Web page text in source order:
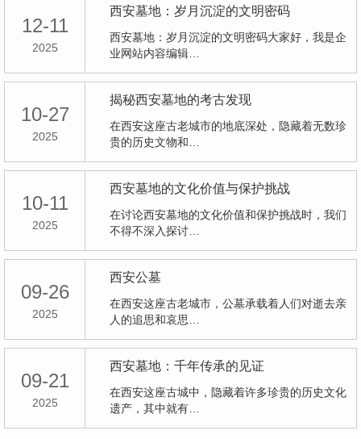
12-11
2025
西安墓地：岁月沉淀的文明密码
西安墓地：岁月沉淀的文明密码大家好，我是企
业网站内容编辑…
10-27
2025
揭秘西安墓地的考古发现
在西安这座古老城市的地底深处，隐藏着无数珍
贵的历史文物和…
10-11
2025
西安墓地的文化价值与保护挑战
在讨论西安墓地的文化价值和保护挑战时，我们
不得不深入探讨…
09-26
2025
西安公墓
在西安这座古老城市，公墓承载着人们对逝去亲
人的追思和哀思…
09-21
2025
西安墓地：千年传承的见证
在西安这座古城中，隐藏着许多珍贵的历史文化
遗产，其中就有…